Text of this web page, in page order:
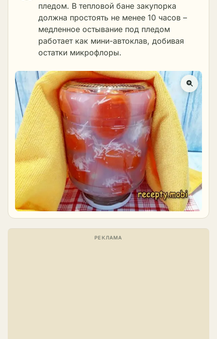
пледом. В тепловой бане закупорка
должна простоять не менее 10 часов –
медленное остывание под пледом
работает как мини-автоклав, добивая
остатки микрофлоры.